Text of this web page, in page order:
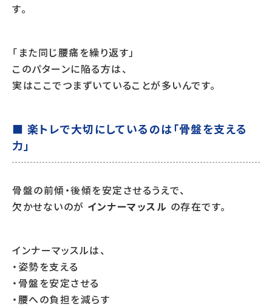
す。
「また同じ腰痛を繰り返す」
このパターンに陥る方は、
実はここでつまずいていることが多いんです。
■ 楽トレで大切にしているのは「骨盤を支える
力」
骨盤の前傾・後傾を安定させるうえで、
欠かせないのが インナーマッスル の存在です。
インナーマッスルは、
・姿勢を支える
・骨盤を安定させる
・腰への負担を減らす